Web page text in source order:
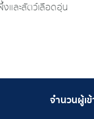
และสัตว์เลือดอุ่น
จำนวนผู้เ